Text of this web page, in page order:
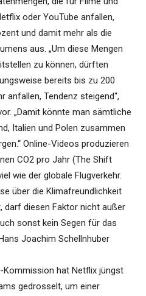
oder YouTube anfallen,
und damit mehr als die
aus. „Um diese Mengen
zu können, dürften
bereits bis zu 200
anfallen, Tendenz steigend“,
„Damit könnte man sämtliche
Italien und Polen zusammen
Online-Videos produzieren
CO2 pro Jahr (The Shift
wie der globale Flugverkehr.
über die Klimafreundlichkeit
diesen Faktor nicht außer
sonst kein Segen für das
Joachim Schellnhuber
Kommission hat Netflix jüngst
gedrosselt, um einer